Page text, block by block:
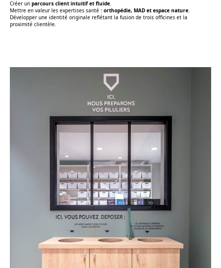
Créer un parcours client intuitif et fluide.
Mettre en valeur les expertises santé : orthopédie, MAD et espace nature.
Développer une identité originale reflétant la fusion de trois officines et la
proximité clientèle.